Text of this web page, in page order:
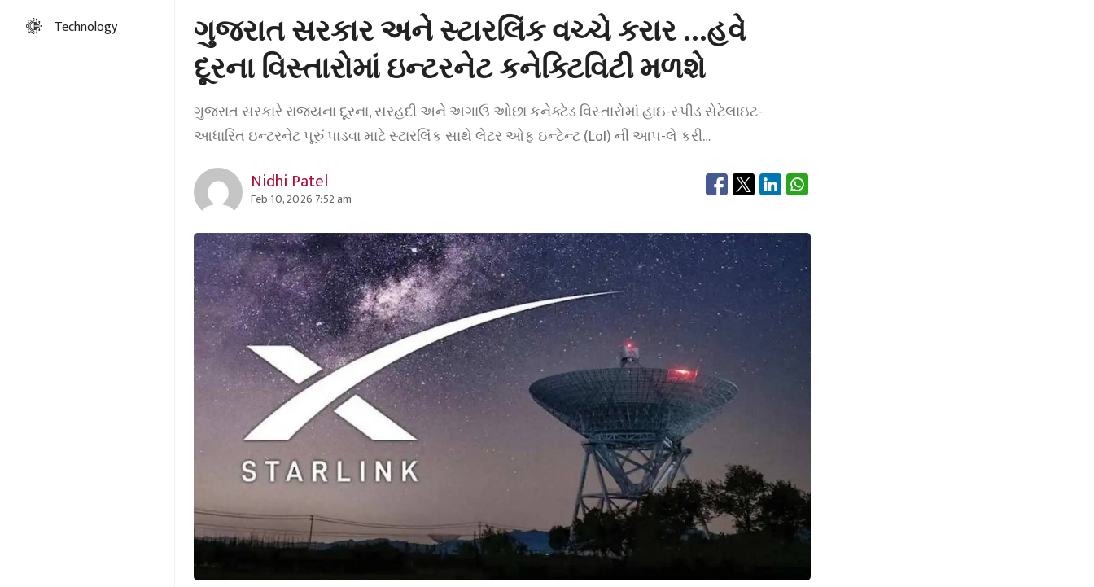
Technology
ગુજરાત સરકાર અને સ્ટારલિંક વચ્ચે કરાર …હવે
દૂરના વિસ્તારોમાં ઇન્ટરનેટ કનેક્ટિવિટી મળશે
ગુજરાત સરકારે રાજ્યના દૂરના, સરહદી અને અગાઉ ઓછા કનેક્ટેડ વિસ્તારોમાં હાઇ-સ્પીડ સેટેલાઇટ-
આધારિત ઇન્ટરનેટ પૂરું પાડવા માટે સ્ટારલિંક સાથે લેટર ઓફ ઇન્ટેન્ટ (LoI) ની આપ-લે કરી…
Nidhi Patel
Feb 10, 2026 7:52 am